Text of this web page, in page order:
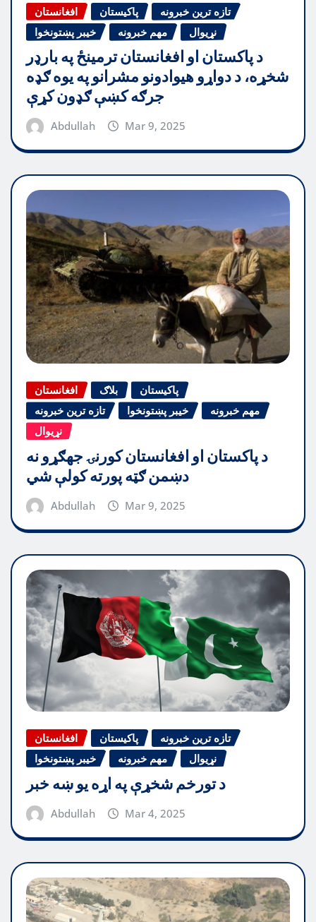
افغانستان پاکیستان
تازه ترین خبرونه
خیبر پښتونخوا
مهم خبرونه نړیوال
د پاکستان او افغانستان ترمینځ په بارډر
شخړه، د دواړو هیوادونو مشرانو په یوه ګډه
جرګه کښې ګډون کړې
Abdullah Mar 9, 2025
افغانستان بلاګ
پاکیستان
تازه ترین خبرونه
خیبر پښتونخوا
مهم خبرونه
نړیوال
د پاکستان او افغانستان کورنۍ جهګړو نه
دښمن ګټه پورته کولې شي
Abdullah Mar 9, 2025
افغانستان پاکیستان
تازه ترین خبرونه
خیبر پښتونخوا
مهم خبرونه نړیوال
د تورخم شخړې په اړه یو ښه خبر
Abdullah Mar 4, 2025